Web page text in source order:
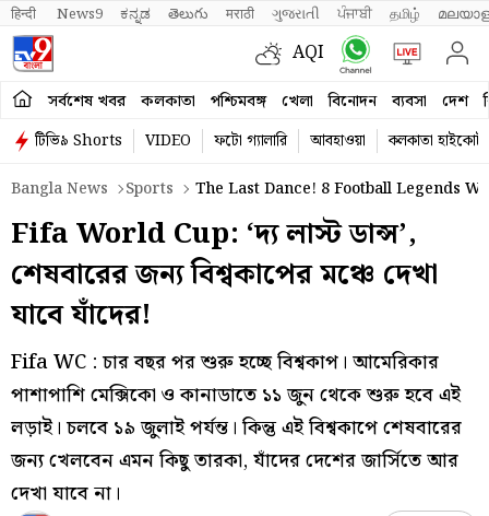
हिन्दी News9 ಕನ್ನಡ తెలుగు मराठी ગુજરાતી ਪੰਜਾਬੀ தமிழ்
AQI
সর্বশেষ খবর কলকাতা পশ্চিমবঙ্গ খেলা বিনোদন ব্যবসা দেশ
টিভি৯ Shorts VIDEO ফটো গ্যালারি আবহাওয়া
কলকাতা হাইকোর্ট
Bangla News
Sports The Last Dance! 8 Football Legends
Fifa World Cup: ‘দ্য লাস্ট ডান্স’,
শেষবারের জন্য বিশ্বকাপের মঞ্চে দেখা
যাবে যাঁদের!
Fifa WC : চার বছর পর শুরু হচ্ছে বিশ্বকাপ। আমেরিকার
পাশাপাশি মেক্সিকো ও কানাডাতে ১১ জুন থেকে শুরু হবে এই
লড়াই। চলবে ১৯ জুলাই পর্যন্ত। কিন্তু এই বিশ্বকাপে শেষবারের
জন্য খেলবেন এমন কিছু তারকা, যাঁদের দেশের জার্সিতে আর
দেখা যাবে না।